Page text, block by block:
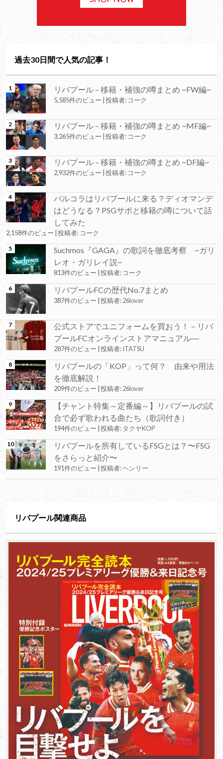
過去30日間で人気の記事！
リバプール – 移籍・補強の噂まとめ ~FW編~
5,585件のビュー 投稿者: コーク
リバプール – 移籍・補強の噂まとめ ~MF編~
3,265件のビュー 投稿者: コーク
リバプール – 移籍・補強の噂まとめ ~DF編~
2,932件のビュー 投稿者: コーク
バルコラはリバプールに来る？ディオマンデ
はどうなる？PSGサポと移籍の噂について話
してみた
2,158件のビュー 投稿者: コーク
Suchmos『GAGA』の歌詞を徹底考察 ~ガリ
レオ・ガリレイ説~
813件のビュー 投稿者: コーク
リバプールFCの歴代No.7まとめ
387件のビュー 投稿者:26lover
公式ストアでユニフォームを買おう！－リバ
プールFCオンラインストアマニュアル―
287件のビュー 投稿者:ITATSU
リバプールの「KOP」って何？ 由来や用法
を徹底解説！
209件のビュー 投稿者:26lover
【チャント特集～定番編～】リバプールの試
合で必ず歌われる曲たち（歌詞付き）
194件のビュー 投稿者: タクヤKOP
リバプールを所有しているFSGとは？〜FSG
をさらっと紹介〜
191件のビュー 投稿者:ヘンリー
リバプール関連商品